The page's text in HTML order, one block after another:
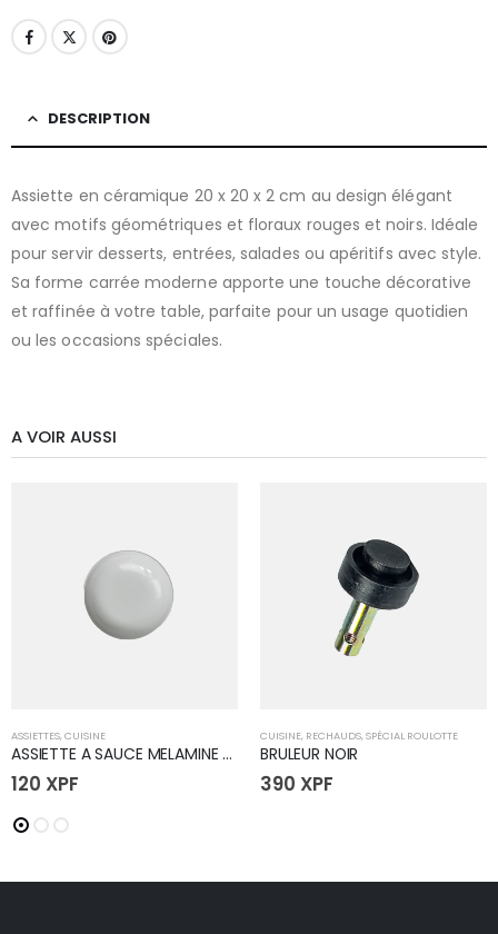
DESCRIPTION
Assiette en céramique 20 x 20 x 2 cm au design élégant
avec motifs géométriques et floraux rouges et noirs. Idéale
pour servir desserts, entrées, salades ou apéritifs avec style.
Sa forme carrée moderne apporte une touche décorative
et raffinée à votre table, parfaite pour un usage quotidien
ou les occasions spéciales.
A VOIR AUSSI
ASSIETTES, CUISINE
ASSIETTE A SAUCE MELAMINE 80mm
120 XPF
CUISINE, RECHAUDS, SPÉCIAL ROULOTTE
BRULEUR NOIR
390 XPF